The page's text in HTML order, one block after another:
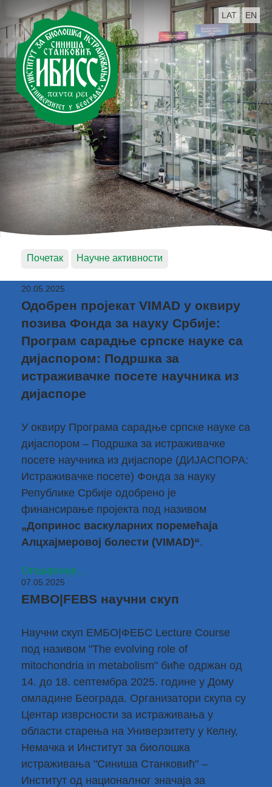
LAT EN
Почетак Научне активности
20.05.2025
Одобрен пројекат VIMAD у оквиру
позива Фонда за науку Србије:
Програм сарадње српске науке са
дијаспором: Подршка за
истраживачке посете научника из
дијаспоре
У оквиру Програма сарадње српске науке са
дијаспором – Подршка за истраживачке
посете научника из дијаспоре (ДИЈАСПОРА:
Истраживачке посете) Фонда за науку
Републике Србије одобрено је
финансирање пројекта под називом
„Допринос васкуларних поремећаја
Алцхајмеровој болести (VIMAD)“.
Опширније...
07.05.2025
EMBO|FEBS научни скуп
Научни скуп ЕМБО|ФЕБС Lecture Course
под називом "The evolving role of
mitochondria in metabolism" биће одржан од
14. до 18. септембра 2025. године у Дому
омладине Београда. Организатори скупа су
Центар изврсности за истраживања у
области старења на Универзитету у Келну,
Немачка и Институт за биолошка
истраживања "Синиша Станковић" –
Институт од националног значаја за